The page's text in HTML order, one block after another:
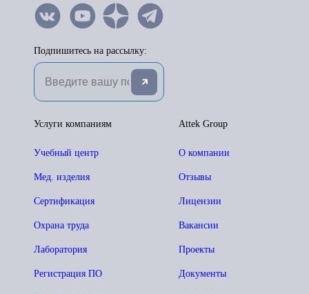
Подпишитесь на рассылку:
Attek Group
О компании
Отзывы
Лицензии
Вакансии
Проекты
Документы
Услуги компаниям
Учебный центр
Мед. изделия
Сертификация
Охрана труда
Лаборатория
Регистрация ПО